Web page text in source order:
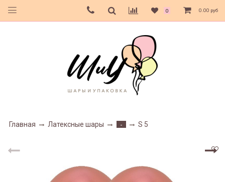
0 0.00 руб
Главная Латексные шары - S 5